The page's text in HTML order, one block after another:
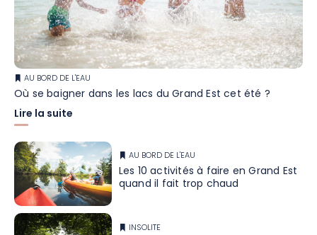
AU BORD DE L'EAU
Où se baigner dans les lacs du Grand Est cet été ?
Lire la suite
AU BORD DE L'EAU
Les 10 activités à faire en Grand Est
quand il fait trop chaud
INSOLITE